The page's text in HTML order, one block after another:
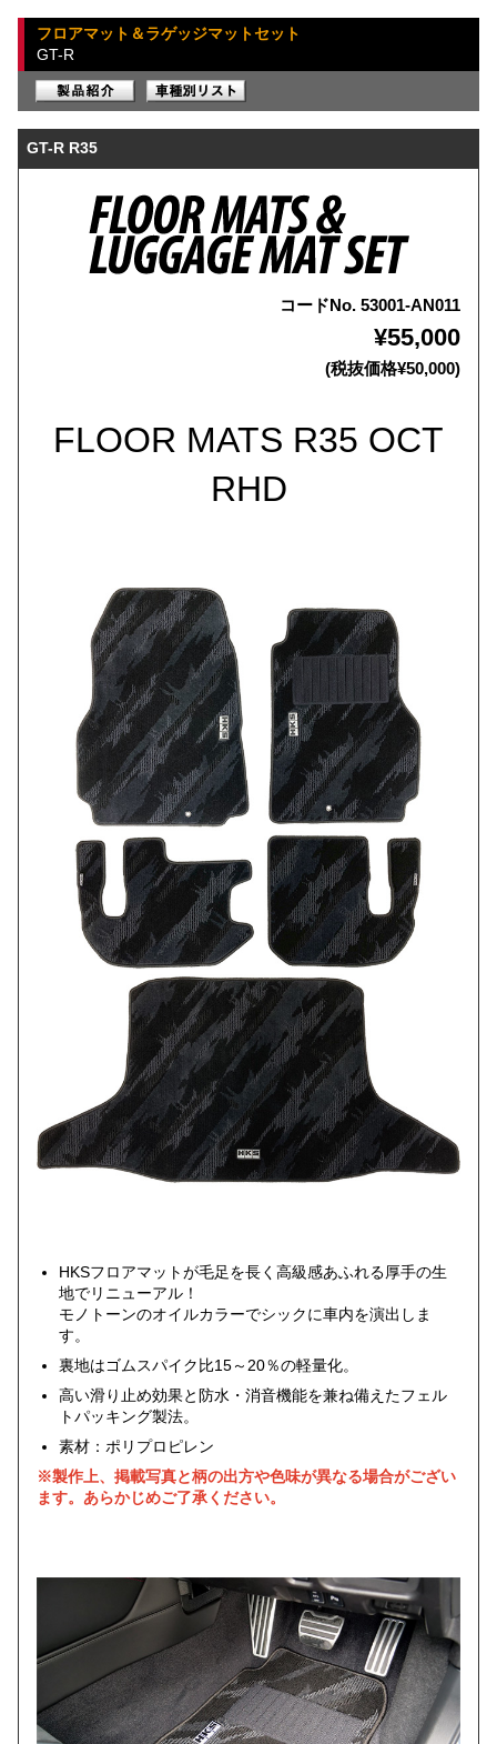
フロアマット＆ラゲッジマットセット
GT-R
GT-R R35
コードNo. 53001-AN011
¥55,000
(税抜価格¥50,000)
FLOOR MATS R35 OCT
RHD
HKSフロアマットが毛足を長く高級感あふれる厚手の生
地でリニューアル！
モノトーンのオイルカラーでシックに車内を演出しま
す。
裏地はゴムスパイク比15～20％の軽量化。
高い滑り止め効果と防水・消音機能を兼ね備えたフェル
トパッキング製法。
素材：ポリプロピレン
※製作上、掲載写真と柄の出方や色味が異なる場合がござい
ます。あらかじめご了承ください。